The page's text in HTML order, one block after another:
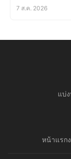
7 ส.ค. 2026
แบ่
หน้าแรก